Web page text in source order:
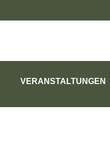
VERANSTALTUNGEN